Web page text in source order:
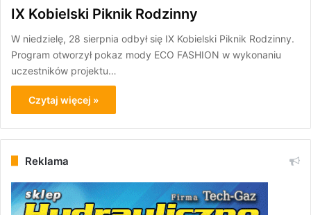
IX Kobielski Piknik Rodzinny
W niedzielę, 28 sierpnia odbył się IX Kobielski Piknik Rodzinny.
Program otworzył pokaz mody ECO FASHION w wykonaniu
uczestników projektu…
Czytaj więcej »
Reklama